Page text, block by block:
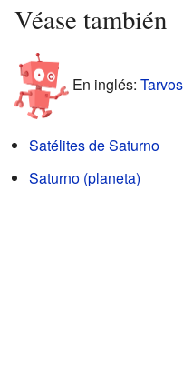
Véase también
En inglés:
Satélites de Saturno
Saturno (planeta)